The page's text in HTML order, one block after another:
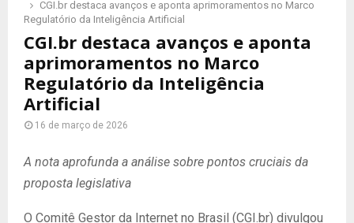
CGI.br destaca avanços e aponta aprimoramentos no Marco
Regulatório da Inteligência Artificial
CGI.br destaca avanços e aponta
aprimoramentos no Marco
Regulatório da Inteligência
Artificial
16 de março de 2026
A nota aprofunda a análise sobre pontos cruciais da
proposta legislativa
O Comitê Gestor da Internet no Brasil (CGI.br) divulgou